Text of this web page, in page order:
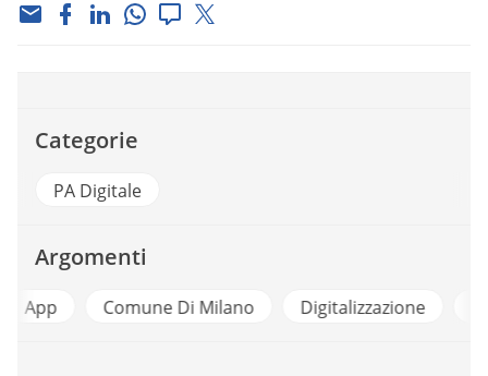
Categorie
PA Digitale
Argomenti
Comune Di Milano Digitalizzazione